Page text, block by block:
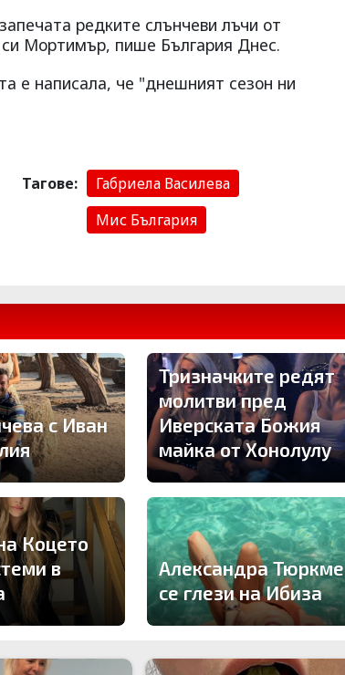
редките слънчеви лъчи от
Мортимър, пише България Днес.
е написала, че "днешният сезон ни
Тагове:
Габриела Василева
Мис България
с Иван
Тризначките редят
молитви пред
Иверската Божия
майка от Хонолулу
Коцето
в
Александра
се глези на Ибиза